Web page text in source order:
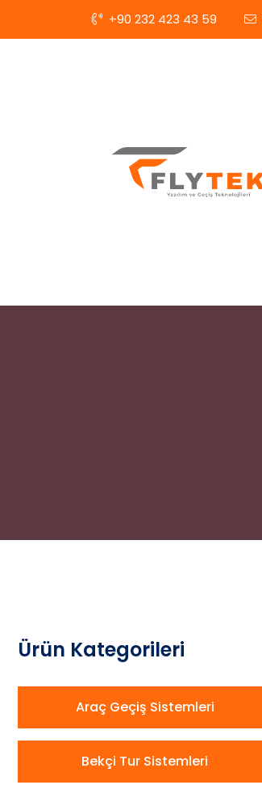
+90 232 423 43 59
Ürün Kategorileri
Araç Geçiş Sistemleri
Bekçi Tur Sistemleri